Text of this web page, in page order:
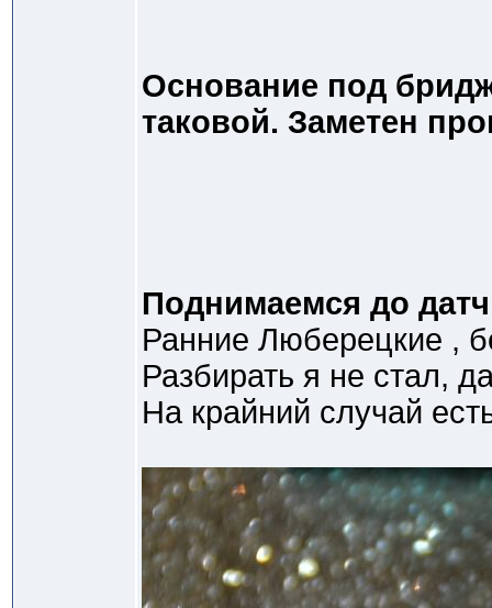
Основание под
таковой. Заметен
Поднимаемся до
Ранние Люберецкие ,
Разбирать я не стал,
На крайний случай